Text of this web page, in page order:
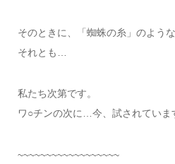
そのときに、「蜘蛛の糸」のよう
それとも…
私たち次第です。
ワ○チンの次に…今、試されていま
~~~~~~~~~~~~~~~~~~